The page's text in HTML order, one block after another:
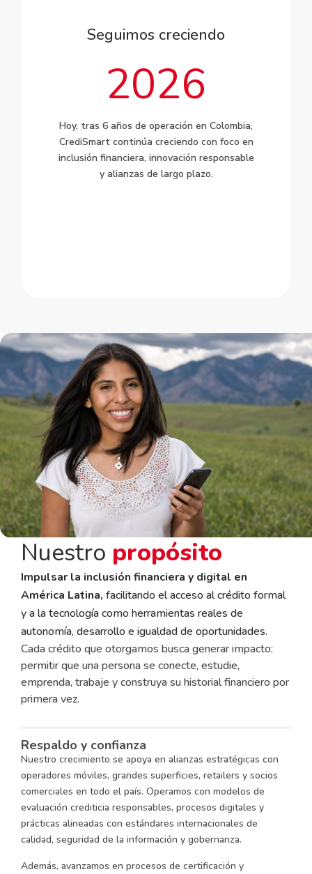
Seguimos creciendo
2026
Hoy, tras 6 años de operación en Colombia,
CrediSmart continúa creciendo con foco en
inclusión financiera, innovación responsable
y alianzas de largo plazo.
Nuestro propósito
Impulsar la inclusión financiera y digital en
América Latina, facilitando el acceso al crédito formal
y a la tecnología como herramientas reales de
autonomía, desarrollo e igualdad de oportunidades.
Cada crédito que otorgamos busca generar impacto:
permitir que una persona se conecte, estudie,
emprenda, trabaje y construya su historial financiero por
primera vez.
Respaldo y confianza
Nuestro crecimiento se apoya en alianzas estratégicas con
operadores móviles, grandes superficies, retailers y socios
comerciales en todo el país. Operamos con modelos de
evaluación crediticia responsables, procesos digitales y
prácticas alineadas con estándares internacionales de
calidad, seguridad de la información y gobernanza.
Además, avanzamos en procesos de certificación y